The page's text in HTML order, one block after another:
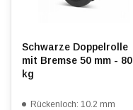
Schwarze Doppelrolle
mit Bremse 50 mm - 80
kg
Rückenloch: 10.2 mm